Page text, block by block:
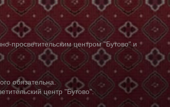
центром "Бутово" и
обязательна.
центр "Бутово".